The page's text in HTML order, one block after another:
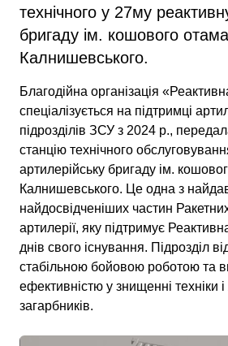
технічного у 27му
бригаду ім. кошового
Калнишевського.
Благодійна організація
спеціалізується на підтримці
підрозділів ЗСУ з 2024 р.,
станцію технічного
артилерійську бригаду ім.
Калнишевського. Це одна з
найдосвідченіших частин
артилерії, яку підтримує
днів свого існування. Підрозділ
стабільною бойовою роботою та
ефективністю у знищенні техніки і
загарбників.